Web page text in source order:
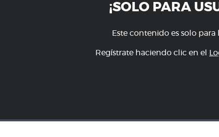
¡SOLO PARA
Este contenido es solo
Regístrate haciendo clic en el